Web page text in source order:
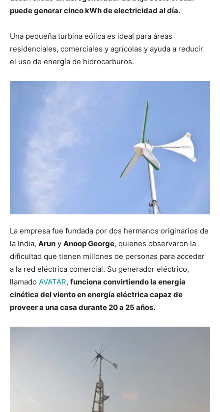
puede generar cinco kWh de electricidad al día.
Una pequeña turbina eólica es ideal para áreas
residenciales, comerciales y agrícolas y ayuda a reducir
el uso de energía de hidrocarburos.
La empresa fue fundada por dos hermanos originarios de
la India, Arun y Anoop George, quienes observaron la
dificultad que tienen millones de personas para acceder
a la red eléctrica comercial. Su generador eléctrico,
llamado AVATAR, funciona convirtiendo la energía
cinética del viento en energía eléctrica capaz de
proveer a una casa durante 20 a 25 años.